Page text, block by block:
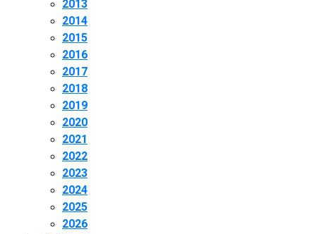
2013
2014
2015
2016
2017
2018
2019
2020
2021
2022
2023
2024
2025
2026